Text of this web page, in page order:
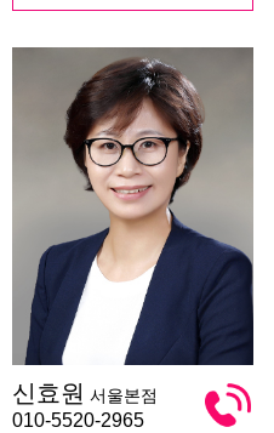
효
원
신효원 서울본점
010-5520-2965